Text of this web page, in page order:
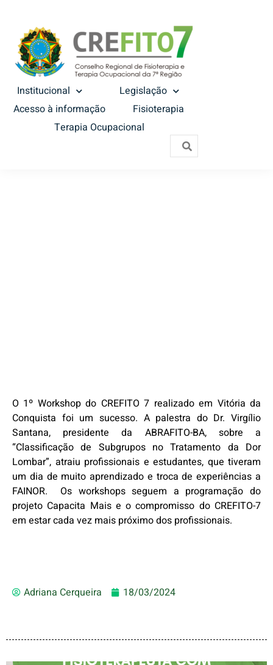
Institucional
Legislação
Acesso à informação
Fisioterapia
Terapia Ocupacional
O 1º Workshop do CREFITO 7 realizado em Vitória da
Conquista foi um sucesso. A palestra do Dr. Virgílio
Santana, presidente da ABRAFITO-BA, sobre a
“Classificação de Subgrupos no Tratamento da Dor
Lombar”, atraiu profissionais e estudantes, que tiveram
um dia de muito aprendizado e troca de experiências a
FAINOR. Os workshops seguem a programação do
projeto Capacita Mais e o compromisso do CREFITO-7
em estar cada vez mais próximo dos profissionais.
Adriana Cerqueira 18/03/2024